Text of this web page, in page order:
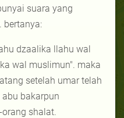
suara yang
bertanya:
dzaalika llahu wal
wal muslimun". maka
setelah umar telah
bakarpun
shalat.